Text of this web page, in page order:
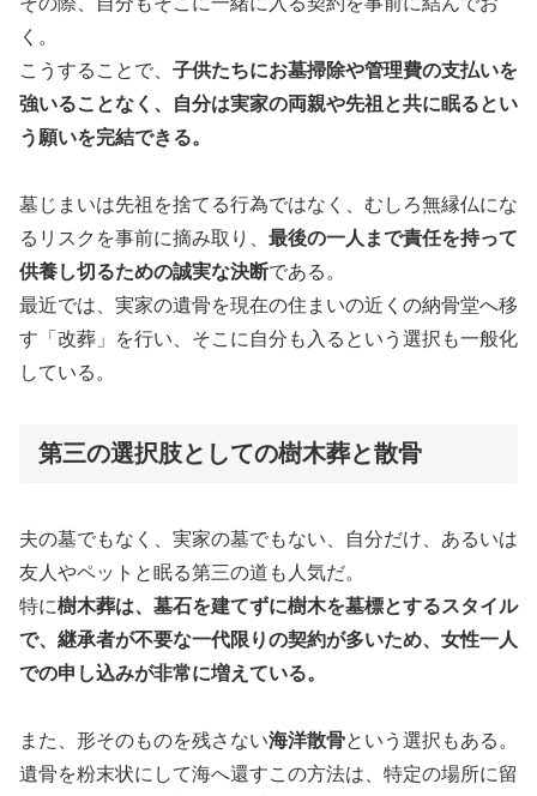
く。
こうすることで、 子供たちにお墓掃除や管理費の支払いを
強いることなく、自分は実家の両親や先祖と共に眠るとい
う願いを完結できる。
墓じまいは先祖を捨てる行為ではなく、むしろ無縁仏にな
るリスクを事前に摘み取り、 最後の一人まで責任を持って
供養し切るための誠実な決断である。
最近では、実家の遺骨を現在の住まいの近くの納骨堂へ移
す「改葬」を行い、そこに自分も入るという選択も一般化
している。
第三の選択肢としての樹木葬と散骨
夫の墓でもなく、実家の墓でもない、自分だけ、あるいは
友人やペットと眠る第三の道も人気だ。
特に樹木葬は、墓石を建てずに樹木を墓標とするスタイル
で、継承者が不要な一代限りの契約が多いため、女性一人
での申し込みが非常に増えている。
また、形そのものを残さない海洋散骨という選択もある。
遺骨を粉末状にして海へ還すこの方法は、特定の場所に留